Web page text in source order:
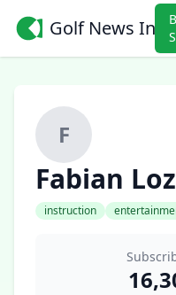
Golf News
F
Fabian
instruction